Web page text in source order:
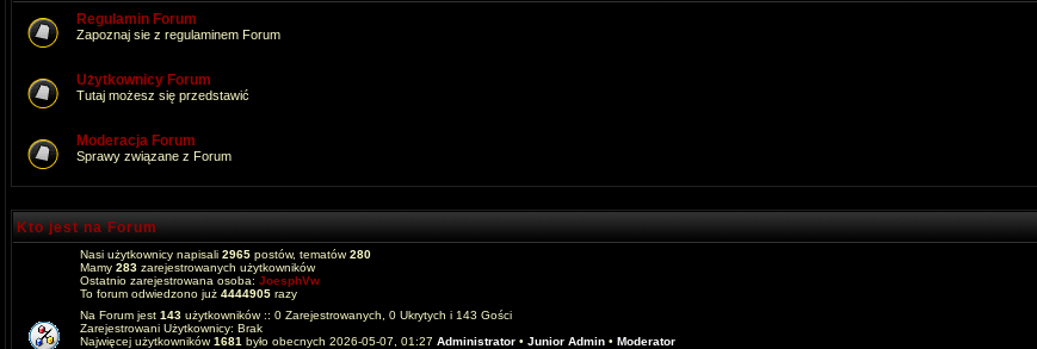
Regulamin Forum
Zapoznaj sie z regulaminem Forum
Użytkownicy Forum
Tutaj możesz się przedstawić
Moderacja Forum
Sprawy związane z Forum
Kto jest na Forum
Nasi użytkownicy napisali 2965 postów, tematów280
Mamy 283 zarejestrowanych użytkowników
Ostatnio zarejestrowana osoba: JoesphVw
To forum odwiedzono już 4444905 razy
Na Forum jest 143 użytkowników :: 0 Zarejestrowanych, 0 Ukrytych i 143 Gości
Zarejestrowani Użytkownicy: Brak
Najwięcej użytkowników1681 było obecnych 2026-05-07, 01:27 Administrator • Junior Admin • Moderator